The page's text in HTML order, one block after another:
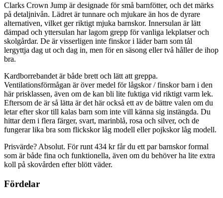
Clarks Crown Jump är designade för små barnfötter, och det märks
på detaljnivån. Lädret är tunnare och mjukare än hos de dyrare
alternativen, vilket ger riktigt mjuka barnskor. Innersulan är lätt
dämpad och yttersulan har lagom grepp för vanliga lekplatser och
skolgårdar. De är visserligen inte finskor i läder barn som tål
lergyttja dag ut och dag in, men för en säsong eller två håller de ihop
bra.
Kardborrebandet är både brett och lätt att greppa.
Ventilationsförmågan är över medel för lågskor / finskor barn i den
här prisklassen, även om de kan bli lite fuktiga vid riktigt varm lek.
Eftersom de är så lätta är det här också ett av de bättre valen om du
letar efter skor till kalas barn som inte vill känna sig instängda. Du
hittar dem i flera färger, svart, marinblå, rosa och silver, och de
fungerar lika bra som flickskor låg modell eller pojkskor låg modell.
Prisvärde? Absolut. För runt 434 kr får du ett par barnskor formal
som är både fina och funktionella, även om du behöver ha lite extra
koll på skovården efter blött väder.
Fördelar